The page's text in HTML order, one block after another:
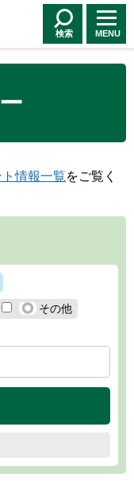
検索 MENU
情報一覧をご覧く
その他